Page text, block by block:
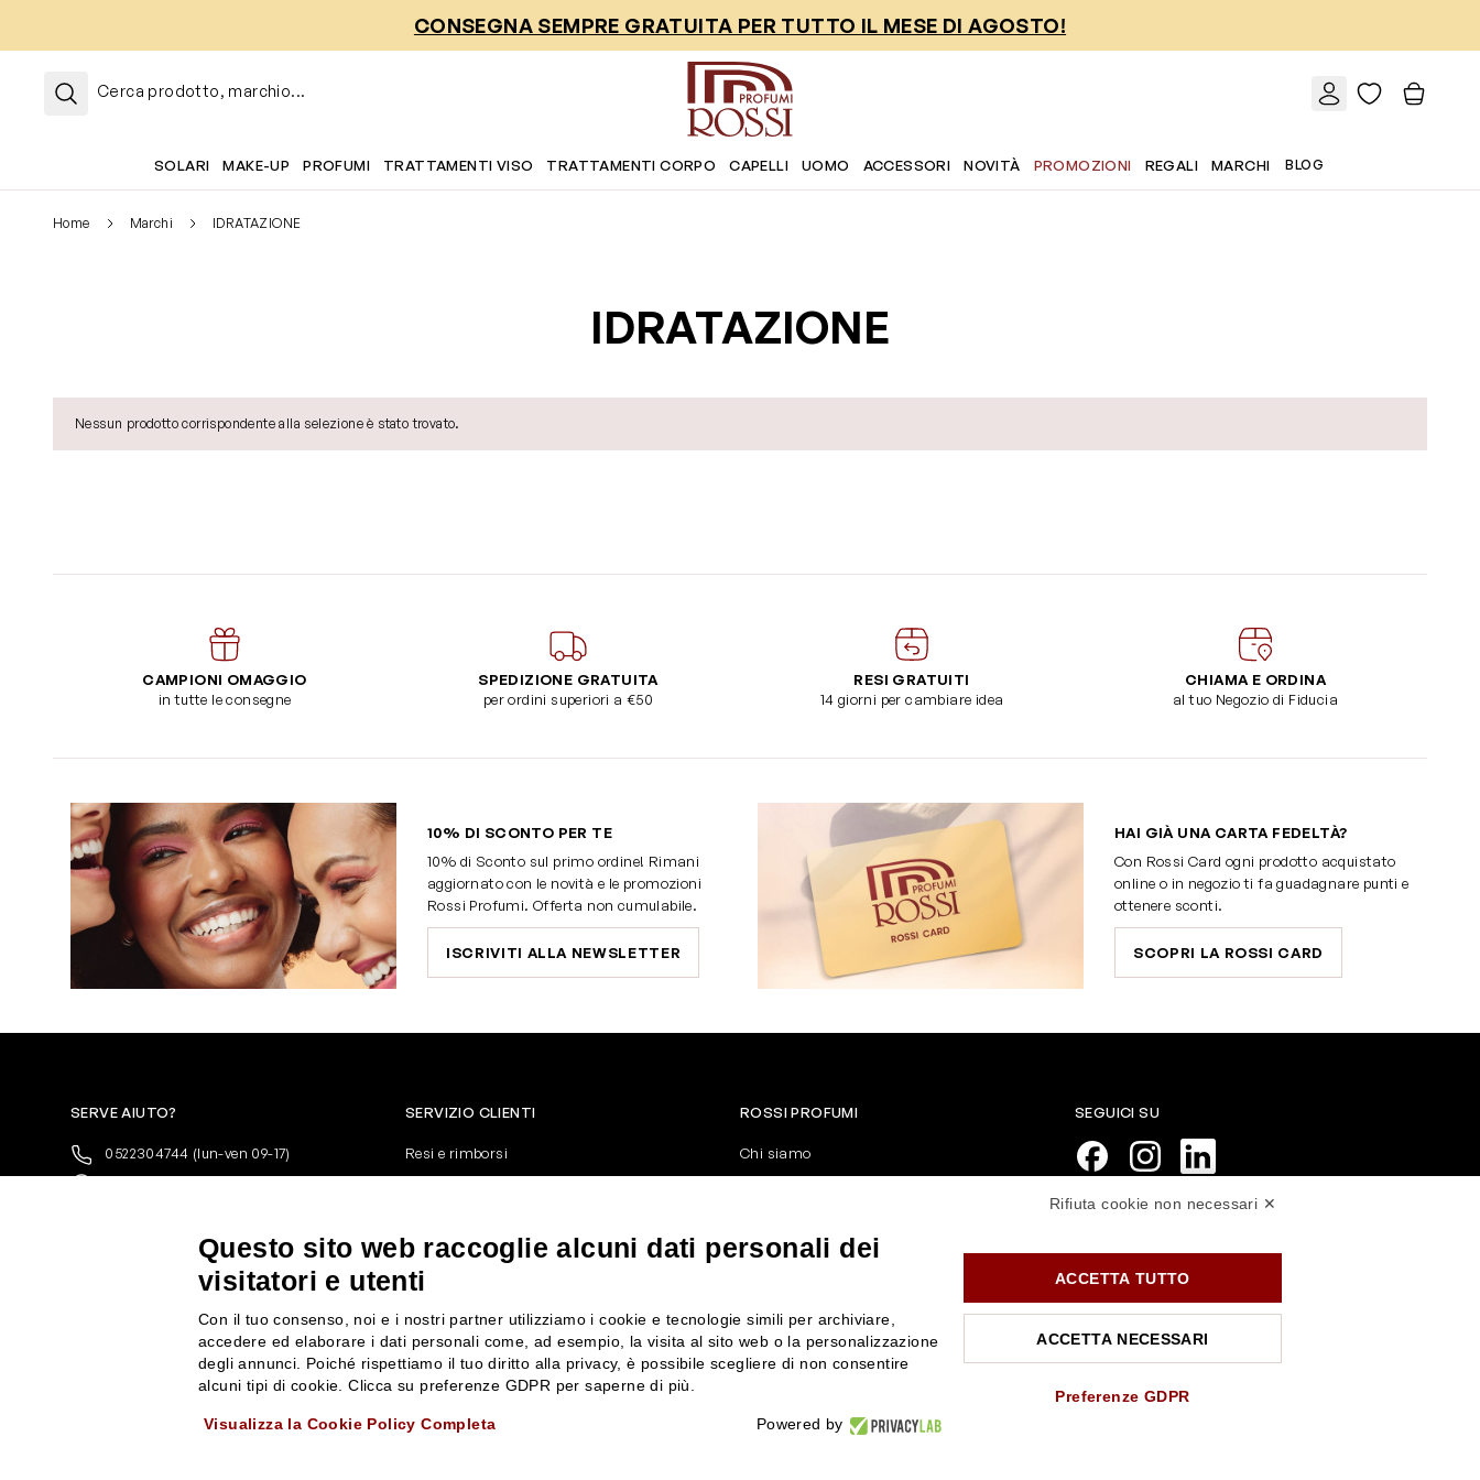
CONSEGNA SEMPRE GRATUITA PER TUTTO IL MESE DI AGOSTO!
Cerca prodotto, marchio...
SOLARI MAKE-UP PROFUMI TRATTAMENTI VISO TRATTAMENTI CORPO CAPELLI UOMO ACCESSORI NOVITÀ PROMOZIONI REGALI MARCHI BLOG
Home Marchi IDRATAZIONE
IDRATAZIONE
Nessun prodotto corrispondente alla selezione è stato trovato.
CAMPIONI OMAGGIO
in tutte le consegne
SPEDIZIONE GRATUITA
per ordini superiori a €50
RESI GRATUITI
14 giorni per cambiare idea
CHIAMA E ORDINA
al tuo Negozio di Fiducia
10% DI SCONTO PER TE
10% di Sconto sul primo ordine! Rimani
aggiornato con le novità e le promozioni
Rossi Profumi. Offerta non cumulabile.
ISCRIVITI ALLA NEWSLETTER
HAI GIÀ UNA CARTA FEDELTÀ?
Con Rossi Card ogni prodotto acquistato
online o in negozio ti fa guadagnare punti e
ottenere sconti.
SCOPRI LA ROSSI CARD
SERVE AIUTO?
0522304744 (lun-ven 09-17)
+39 3346440838
SEGUICI SU
SERVIZIO CLIENTI
Resi e rimborsi
Pagamenti
Condizioni generali di vendita
Privacy Policy
Cookies
ROSSI PROFUMI
Chi siamo
Contattaci
Attiva la Rossi Card
Lavora con noi
Segnalazione (Whistleblowing)
10% di Sconto sul primo ordine! *
Iscriviti alla newsletter e rimani
aggiornato con le novità e le promozioni
Rossi Profumi.
*Il Buono non si applica su Articoli in
Promozione
Rifiuta cookie non necessari ✕
Questo sito web raccoglie alcuni dati personali dei
visitatori e utenti
Con il tuo consenso, noi e i nostri partner utilizziamo i cookie e tecnologie simili per archiviare,
accedere ed elaborare i dati personali come, ad esempio, la visita al sito web o la personalizzazione
degli annunci. Poiché rispettiamo il tuo diritto alla privacy, è possibile scegliere di non consentire
alcuni tipi di cookie. Clicca su preferenze GDPR per saperne di più.
Visualizza la Cookie Policy Completa Powered by
ACCETTA TUTTO
ACCETTA NECESSARI
Preferenze GDPR